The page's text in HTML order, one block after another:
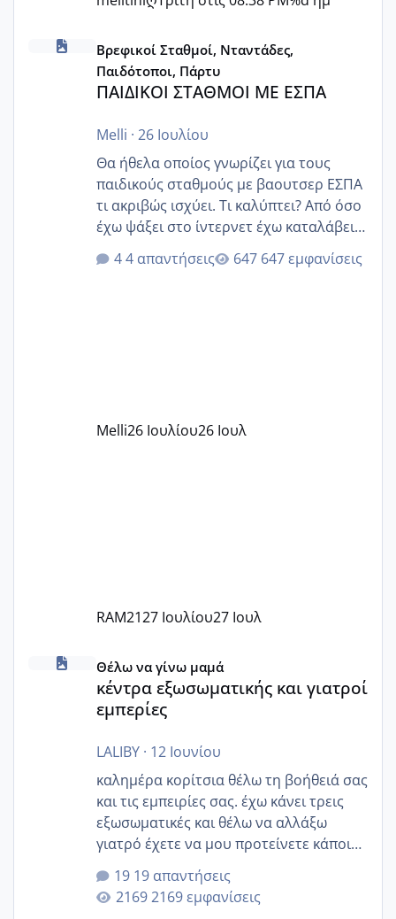
ΠΑΙΔΙΚΟΙ ΣΤΑΘΜΟΙ ΜΕ ΕΣΠΑ
Βρεφικοί Σταθμοί, Νταντάδες,
Παιδότοποι, Πάρτυ
ΠΑΙΔΙΚΟΙ ΣΤΑΘΜΟΙ ΜΕ ΕΣΠΑ
Melli · 26 Ιουλίου
Θα ήθελα οποίος γνωρίζει για τους
παιδικούς σταθμούς με βαουτσερ ΕΣΠΑ
τι ακριβώς ισχύει. Τι καλύπτει? Από όσο
έχω ψάξει στο ίντερνετ έχω καταλάβει
ότι το βαουτσερ καλύπτει όλα τα
δίδακτρα και τα τροφεια του ιδιωτικού
Εγώ πήγα σε έναν ιδιωτικό παιδικό στ
4 απαντήσεις 647 εμφανίσεις
Melli26 Ιουλίου26 Ιουλ
RAM2127 Ιουλίου27 Ιουλ
κέντρα εξωσωματικής και γιατροί εμπερίες
Θέλω να γίνω μαμά
κέντρα εξωσωματικής και γιατροί
εμπερίες
LALIBY· 12 Ιουνίου
καλημέρα κορίτσια θέλω τη βοήθειά σας
και τις εμπειρίες σας. έχω κάνει τρεις
εξωσωματικές και θέλω να αλλάξω
γιατρό έχετε να μου προτείνετε κάποιον
που μείνατε ευχαριστημένες και είχατε
επιιτυχία? έκανα στο υγεία με τον
ζερβομανωλάκη (δεν το εψαξε καθόλου
19 απαντήσεις
2169 εμφανίσεις